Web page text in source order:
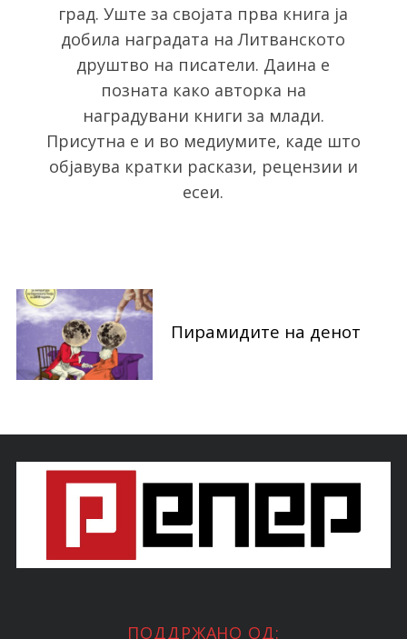
град. Уште за својата прва книга ја
добила наградата на Литванското
друштво на писатели. Даина е
позната како авторка на
наградувани книги за млади.
Присутна е и во медиумите, каде што
објавува кратки раскази, рецензии и
есеи.
Пирамидите на денот
ПОДДРЖАНО ОД:
S
e
h
f